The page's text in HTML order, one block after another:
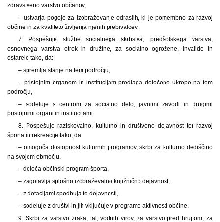
zdravstveno varstvo občanov,
– ustvarja pogoje za izobraževanje odraslih, ki je pomembno za razvoj
občine in za kvaliteto življenja njenih prebivalcev.
7. Pospešuje službe socialnega skrbstva, predšolskega varstva,
osnovnega varstva otrok in družine, za socialno ogrožene, invalide in
ostarele tako, da:
– spremlja stanje na tem področju,
– pristojnim organom in institucijam predlaga določene ukrepe na tem
področju,
– sodeluje s centrom za socialno delo, javnimi zavodi in drugimi
pristojnimi organi in institucijami.
8. Pospešuje raziskovalno, kulturno in društveno dejavnost ter razvoj
športa in rekreacije tako, da:
– omogoča dostopnost kulturnih programov, skrbi za kulturno dediščino
na svojem območju,
– določa občinski program športa,
– zagotavlja splošno izobraževalno knjižnično dejavnost,
– z dotacijami spodbuja te dejavnosti,
– sodeluje z društvi in jih vključuje v programe aktivnosti občine.
9. Skrbi za varstvo zraka, tal, vodnih virov, za varstvo pred hrupom, za